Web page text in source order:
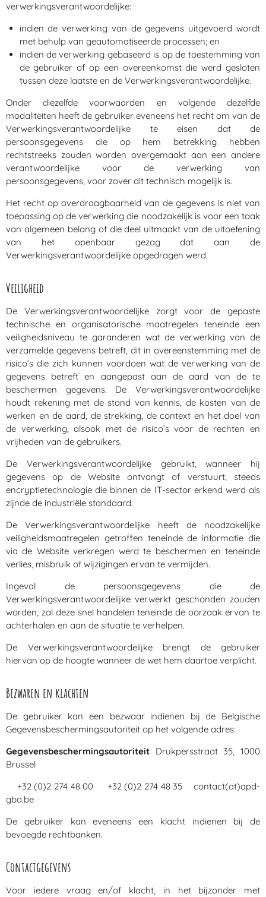
verwerkingsverantwoordelijke:
indien de verwerking van de gegevens uitgevoerd wordt
met behulp van geautomatiseerde processen; en
indien de verwerking gebaseerd is op de toestemming van
de gebruiker of op een overeenkomst die werd gesloten
tussen deze laatste en de Verwerkingsverantwoordelijke.
Onder diezelfde voorwaarden en volgende dezelfde
modaliteiten heeft de gebruiker eveneens het recht om van de
Verwerkingsverantwoordelijke te eisen dat de
persoonsgegevens die op hem betrekking hebben
rechtstreeks zouden worden overgemaakt aan een andere
verantwoordelijke voor de verwerking van
persoonsgegevens, voor zover dit technisch mogelijk is.
Het recht op overdraagbaarheid van de gegevens is niet van
toepassing op de verwerking die noodzakelijk is voor een taak
van algemeen belang of die deel uitmaakt van de uitoefening
van het openbaar gezag dat aan de
Verwerkingsverantwoordelijke opgedragen werd.
Veiligheid
De Verwerkingsverantwoordelijke zorgt voor de gepaste
technische en organisatorische maatregelen teneinde een
veiligheidsniveau te garanderen wat de verwerking van de
verzamelde gegevens betreft, dit in overeenstemming met de
risico’s die zich kunnen voordoen wat de verwerking van de
gegevens betreft en aangepast aan de aard van de te
beschermen gegevens. De Verwerkingsverantwoordelijke
houdt rekening met de stand van kennis, de kosten van de
werken en de aard, de strekking, de context en het doel van
de verwerking, alsook met de risico’s voor de rechten en
vrijheden van de gebruikers.
De Verwerkingsverantwoordelijke gebruikt, wanneer hij
gegevens op de Website ontvangt of verstuurt, steeds
encryptietechnologie die binnen de IT-sector erkend werd als
zijnde de industriële standaard.
De Verwerkingsverantwoordelijke heeft de noodzakelijke
veiligheidsmaatregelen getroffen teneinde de informatie die
via de Website verkregen werd te beschermen en teneinde
verlies, misbruik of wijzigingen ervan te vermijden.
Ingeval de persoonsgegevens die de
Verwerkingsverantwoordelijke verwerkt geschonden zouden
worden, zal deze snel handelen teneinde de oorzaak ervan te
achterhalen en aan de situatie te verhelpen.
De Verwerkingsverantwoordelijke brengt de gebruiker
hiervan op de hoogte wanneer de wet hem daartoe verplicht.
Bezwaren en klachten
De gebruiker kan een bezwaar indienen bij de Belgische
Gegevensbeschermingsautoriteit op het volgende adres:
Gegevensbeschermingsautoriteit Drukpersstraat 35, 1000
Brussel
+32 (0)2 274 48 00 +32 (0)2 274 48 35 contact(at)apd-
gba.be
De gebruiker kan eveneens een klacht indienen bij de
bevoegde rechtbanken.
Contactgegevens
Voor iedere vraag en/of klacht, in het bijzonder met